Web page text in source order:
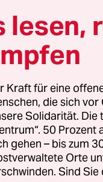
an wie der späte
– wohlig
Zünftiges.
sich an, als
erst wieder an
lesen,
Kraft für eine
die sich
Solidarität.
50 Prozent
gehen – bis zum
Orte
Sind Sie